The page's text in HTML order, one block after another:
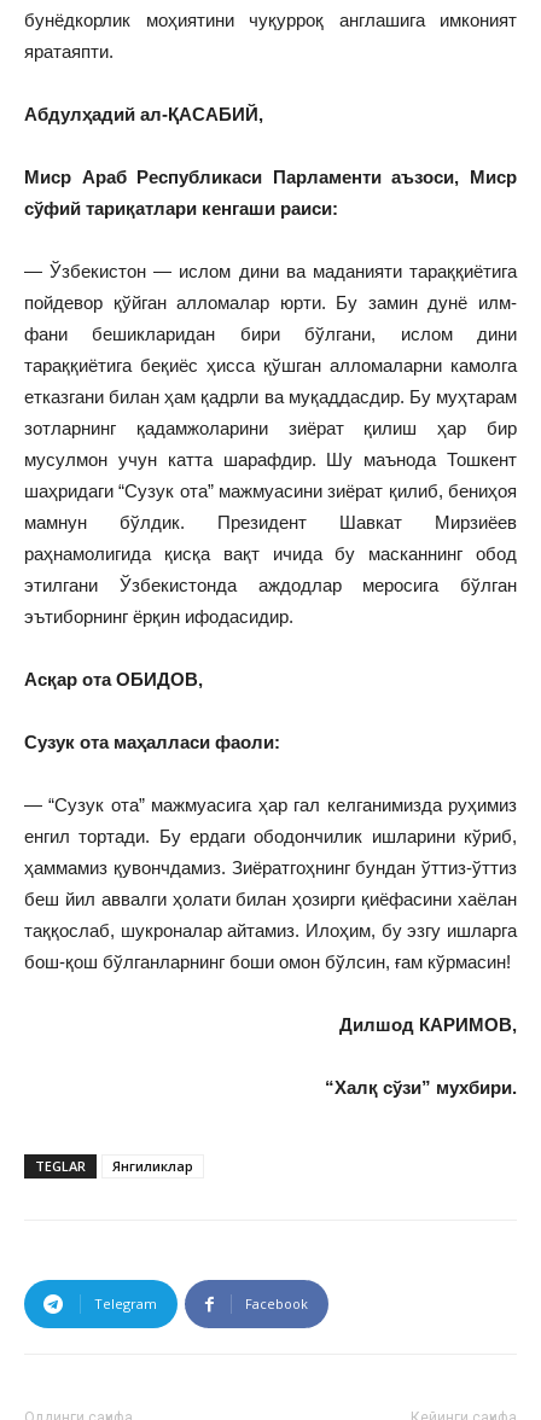
бунёдкорлик моҳиятини чуқурроқ англашига имконият
яратаяпти.
Абдулҳадий ал-ҚАСАБИЙ,
Миср Араб Республикаси Парламенти аъзоси, Миср
сўфий тариқатлари кенгаши раиси:
— Ўзбекистон — ислом дини ва маданияти тараққиётига
пойдевор қўйган алломалар юрти. Бу замин дунё илм-
фани бешикларидан бири бўлгани, ислом дини
тараққиётига беқиёс ҳисса қўшган алломаларни камолга
етказгани билан ҳам қадрли ва муқаддасдир. Бу муҳтарам
зотларнинг қадамжоларини зиёрат қилиш ҳар бир
мусулмон учун катта шарафдир. Шу маънода Тошкент
шаҳридаги “Сузук ота” мажмуасини зиёрат қилиб, бениҳоя
мамнун бўлдик. Президент Шавкат Мирзиёев
раҳнамолигида қисқа вақт ичида бу масканнинг обод
этилгани Ўзбекистонда аждодлар меросига бўлган
эътиборнинг ёрқин ифодасидир.
Асқар ота ОБИДОВ,
Сузук ота маҳалласи фаоли:
— “Сузук ота” мажмуасига ҳар гал келганимизда руҳимиз
енгил тортади. Бу ердаги ободончилик ишларини кўриб,
ҳаммамиз қувончдамиз. Зиёратгоҳнинг бундан ўттиз-ўттиз
беш йил аввалги ҳолати билан ҳозирги қиёфасини хаёлан
таққослаб, шукроналар айтамиз. Илоҳим, бу эзгу ишларга
бош-қош бўлганларнинг боши омон бўлсин, ғам кўрмасин!
Дилшод КАРИМОВ,
“Халқ сўзи” мухбири.
TEGLAR Янгиликлар
Telegram Facebook